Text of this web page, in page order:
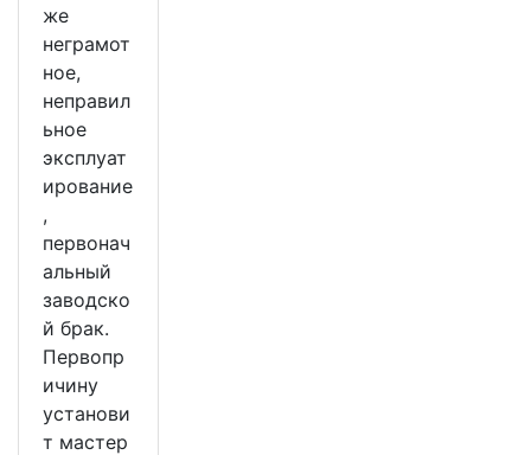
же
неграмот
ное,
неправил
ьное
эксплуат
ирование
,
первонач
альный
заводско
й брак.
Первопр
ичину
установи
т мастер